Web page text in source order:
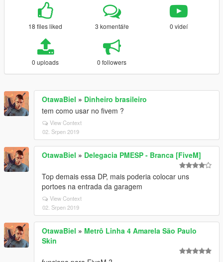
18 files liked 3 komentáře 0 videí
0 uploads 0 followers
OtawaBiel » Dinheiro brasileiro
tem como usar no fivem ?
View Context
02. Srpen 2019
OtawaBiel » Delegacia PMESP - Branca [FiveM]
Top demais essa DP, mais poderia colocar uns
portoes na entrada da garagem
View Context
02. Srpen 2019
OtawaBiel » Metrô Linha 4 Amarela São Paulo
Skin